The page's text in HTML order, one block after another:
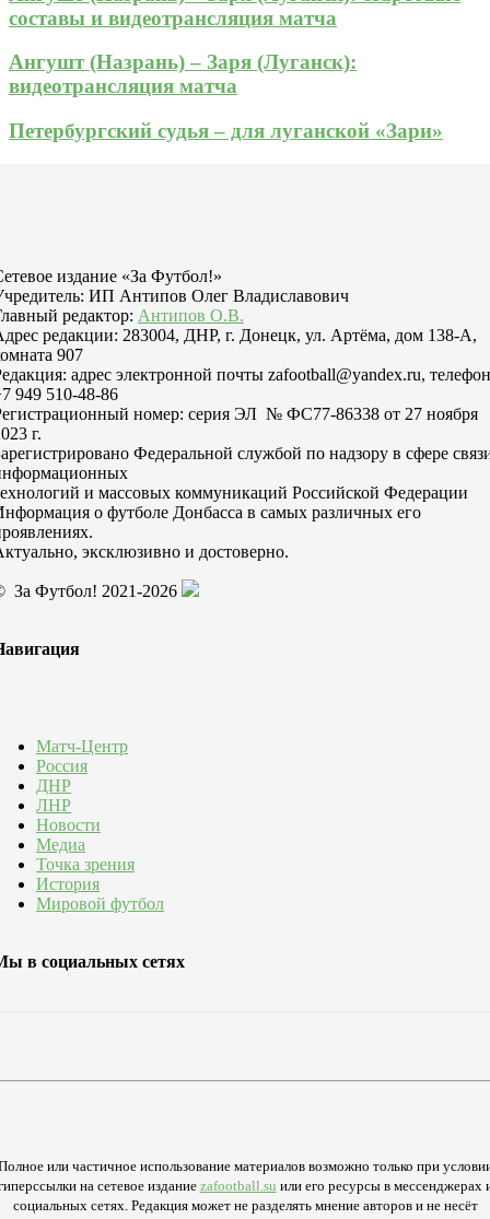
составы и видеотрансляция матча
Ангушт (Назрань) – Заря (Луганск):
видеотрансляция матча
Петербургский судья – для луганской «Зари»
издание «За Футбол!»
ИП Антипов Олег Владиславович
редактор: Антипов О.В.
редакции: 283004, ДНР, г. Донецк, ул. Артёма, дом 138-А,
907
адрес электронной почты zafootball@yandex.ru, телефон
949 510-48-86
номер: серия ЭЛ № ФС77-86338 от 27 ноября
г.
Федеральной службой по надзору в сфере
и массовых коммуникаций Российской Федерации
о футболе Донбасса в самых различных его
эксклюзивно и достоверно.
За Футбол! 2021-2026
Матч-Центр
Россия
ДНР
ЛНР
Новости
Медиа
Точка зрения
История
Мировой футбол
в социальных сетях
или частичное использование материалов возможно только при
на сетевое издание zafootball.su или его ресурсы в мессенджерах
социальных сетях. Редакция может не разделять мнение авторов и не несёт